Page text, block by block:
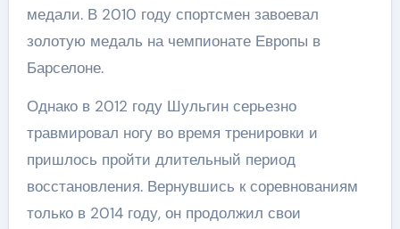
медали. В 2010 году спортсмен завоевал
золотую медаль на чемпионате Европы в
Барселоне.
Однако в 2012 году Шульгин серьезно
травмировал ногу во время тренировки и
пришлось пройти длительный период
восстановления. Вернувшись к соревнованиям
только в 2014 году, он продолжил свои